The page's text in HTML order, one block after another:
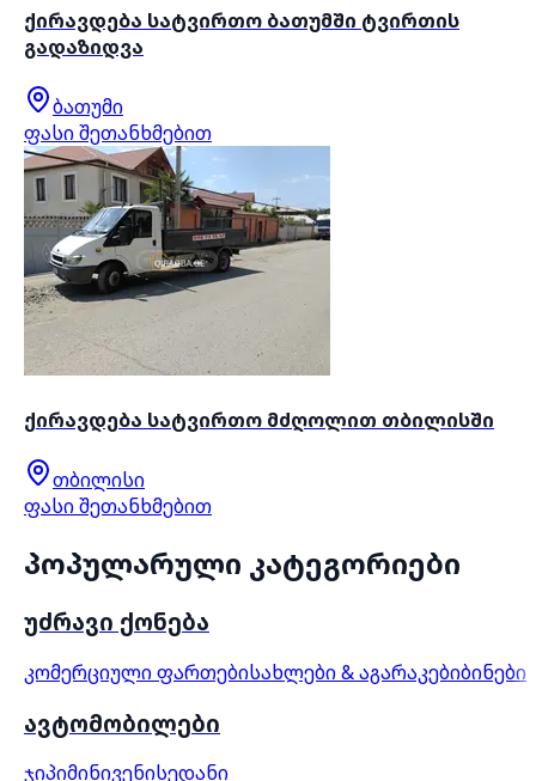
ქირავდება სატვირთო ბათუმში ტვირთის
გადაზიდვა
ბათუმი
ფასი შეთანხმებით
ქირავდება სატვირთო მძღოლით თბილისში
თბილისი
ფასი შეთანხმებით
პოპულარული კატეგორიები
უძრავი ქონება
კომერციული ფართებისახლები & აგარაკებიბინები
ავტომობილები
ჯიპიმინივენისედანი